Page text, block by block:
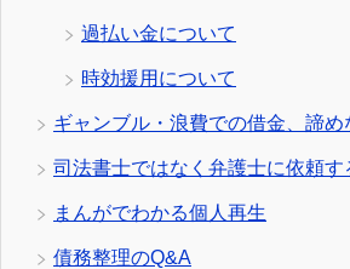
過払い金について
時効援用について
ギャンブル・浪費での借金、諦め
司法書士ではなく弁護士に依頼す
まんがでわかる個人再生
債務整理のQ&A